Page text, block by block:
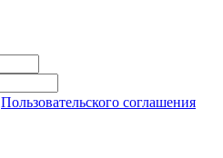
Пользовательского соглашения